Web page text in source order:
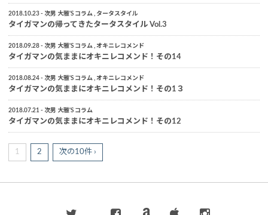
2018.10.23 次男 大雅'S コラム タータスタイル
タイガマンの帰ってきたタータスタイル Vol.3
2018.09.28 次男 大雅'S コラム オキニレコメンド
タイガマンの気ままにオキニレコメンド！その14
2018.08.24 次男 大雅'S コラム オキニレコメンド
タイガマンの気ままにオキニレコメンド！その1３
2018.07.21 次男 大雅'S コラム
タイガマンの気ままにオキニレコメンド！その12
1 2 次の10件 ›